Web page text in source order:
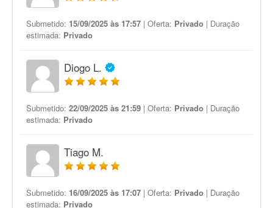
Submetido: 15/09/2025 às 17:57 | Oferta: Privado | Duração
estimada: Privado
Diogo L.
Submetido: 22/09/2025 às 21:59 | Oferta: Privado | Duração
estimada: Privado
Tiago M.
Submetido: 16/09/2025 às 17:07 | Oferta: Privado | Duração
estimada: Privado